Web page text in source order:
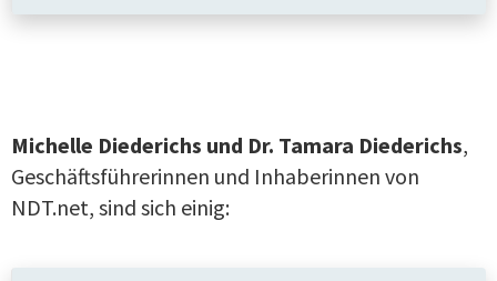
Michelle Diederichs und Dr. Tamara Diederichs,
Geschäftsführerinnen und Inhaberinnen von
NDT.net, sind sich einig: